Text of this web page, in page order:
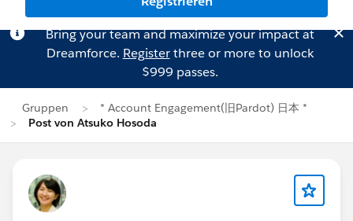
Bring your team and maximize your impact at
Dreamforce. Registerthree or more to unlock
$999 passes.
Gruppen
* Account Engagement(旧Pardot) 日本 *
Post von Atsuko Hosoda